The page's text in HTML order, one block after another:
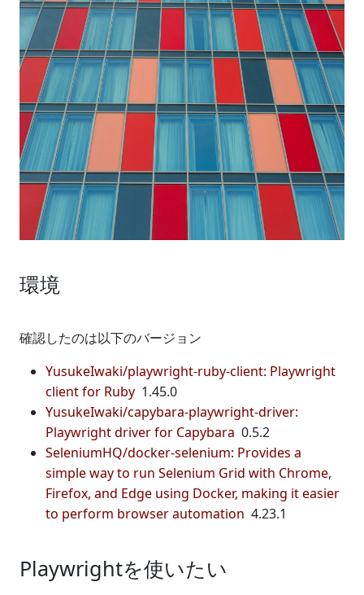
環境
確認したのは以下のバージョン
YusukeIwaki/playwright-ruby-client: Playwright
client for Ruby 1.45.0
YusukeIwaki/capybara-playwright-driver:
Playwright driver for Capybara 0.5.2
SeleniumHQ/docker-selenium: Provides a
simple way to run Selenium Grid with Chrome,
Firefox, and Edge using Docker, making it easier
to perform browser automation 4.23.1
Playwrightを使いたい